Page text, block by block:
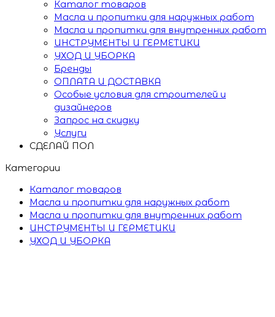
Каталог товаров
Масла и пропитки для наружных работ
Масла и пропитки для внутренних работ
ИНСТРУМЕНТЫ И ГЕРМЕТИКИ
УХОД И УБОРКА
Бренды
ОПЛАТА И ДОСТАВКА
Особые условия для строителей и
дизайнеров
Запрос на скидку
Услуги
СДЕЛАЙ ПОЛ
Категории
Каталог товаров
Масла и пропитки для наружных работ
Масла и пропитки для внутренних работ
ИНСТРУМЕНТЫ И ГЕРМЕТИКИ
УХОД И УБОРКА